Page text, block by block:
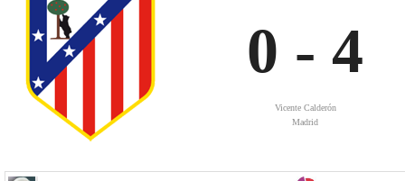
0 - 4
Vicente Calderón
Madrid